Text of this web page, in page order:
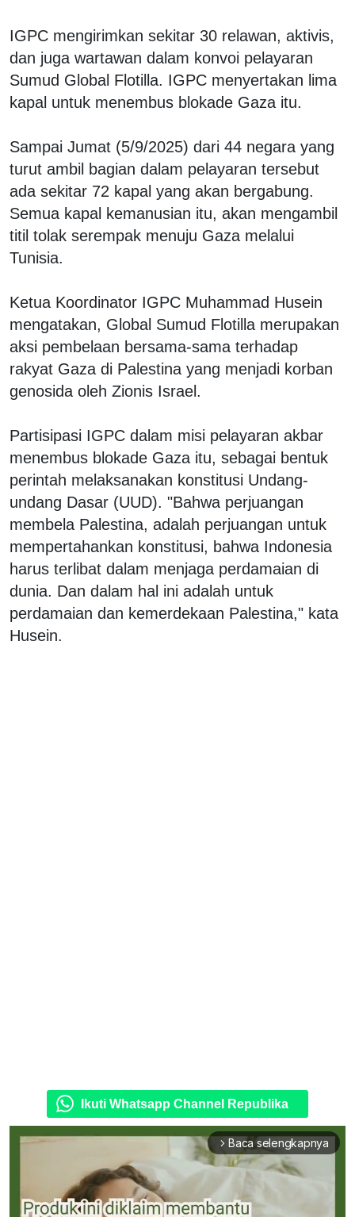
IGPC mengirimkan sekitar 30 relawan, aktivis,
dan juga wartawan dalam konvoi pelayaran
Sumud Global Flotilla. IGPC menyertakan lima
kapal untuk menembus blokade Gaza itu.
Sampai Jumat (5/9/2025) dari 44 negara yang
turut ambil bagian dalam pelayaran tersebut
ada sekitar 72 kapal yang akan bergabung.
Semua kapal kemanusian itu, akan mengambil
titil tolak serempak menuju Gaza melalui
Tunisia.
Ketua Koordinator IGPC Muhammad Husein
mengatakan, Global Sumud Flotilla merupakan
aksi pembelaan bersama-sama terhadap
rakyat Gaza di Palestina yang menjadi korban
genosida oleh Zionis Israel.
Partisipasi IGPC dalam misi pelayaran akbar
menembus blokade Gaza itu, sebagai bentuk
perintah melaksanakan konstitusi Undang-
undang Dasar (UUD). "Bahwa perjuangan
membela Palestina, adalah perjuangan untuk
mempertahankan konstitusi, bahwa Indonesia
harus terlibat dalam menjaga perdamaian di
dunia. Dan dalam hal ini adalah untuk
perdamaian dan kemerdekaan Palestina," kata
Husein.
Ikuti Whatsapp Channel Republika
arrow_forward_ios Baca selengkapnya